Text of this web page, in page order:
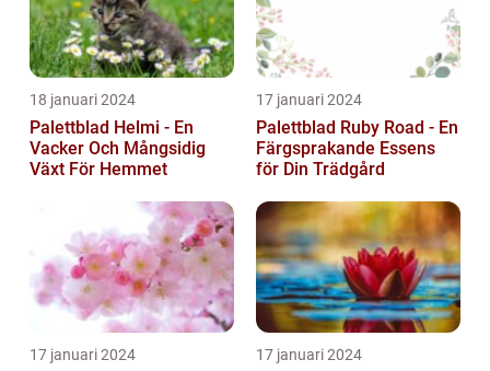
18 januari 2024
Palettblad Helmi - En
Vacker Och Mångsidig
Växt För Hemmet
17 januari 2024
Palettblad Ruby Road - En
Färgsprakande Essens
för Din Trädgård
17 januari 2024 17 januari 2024